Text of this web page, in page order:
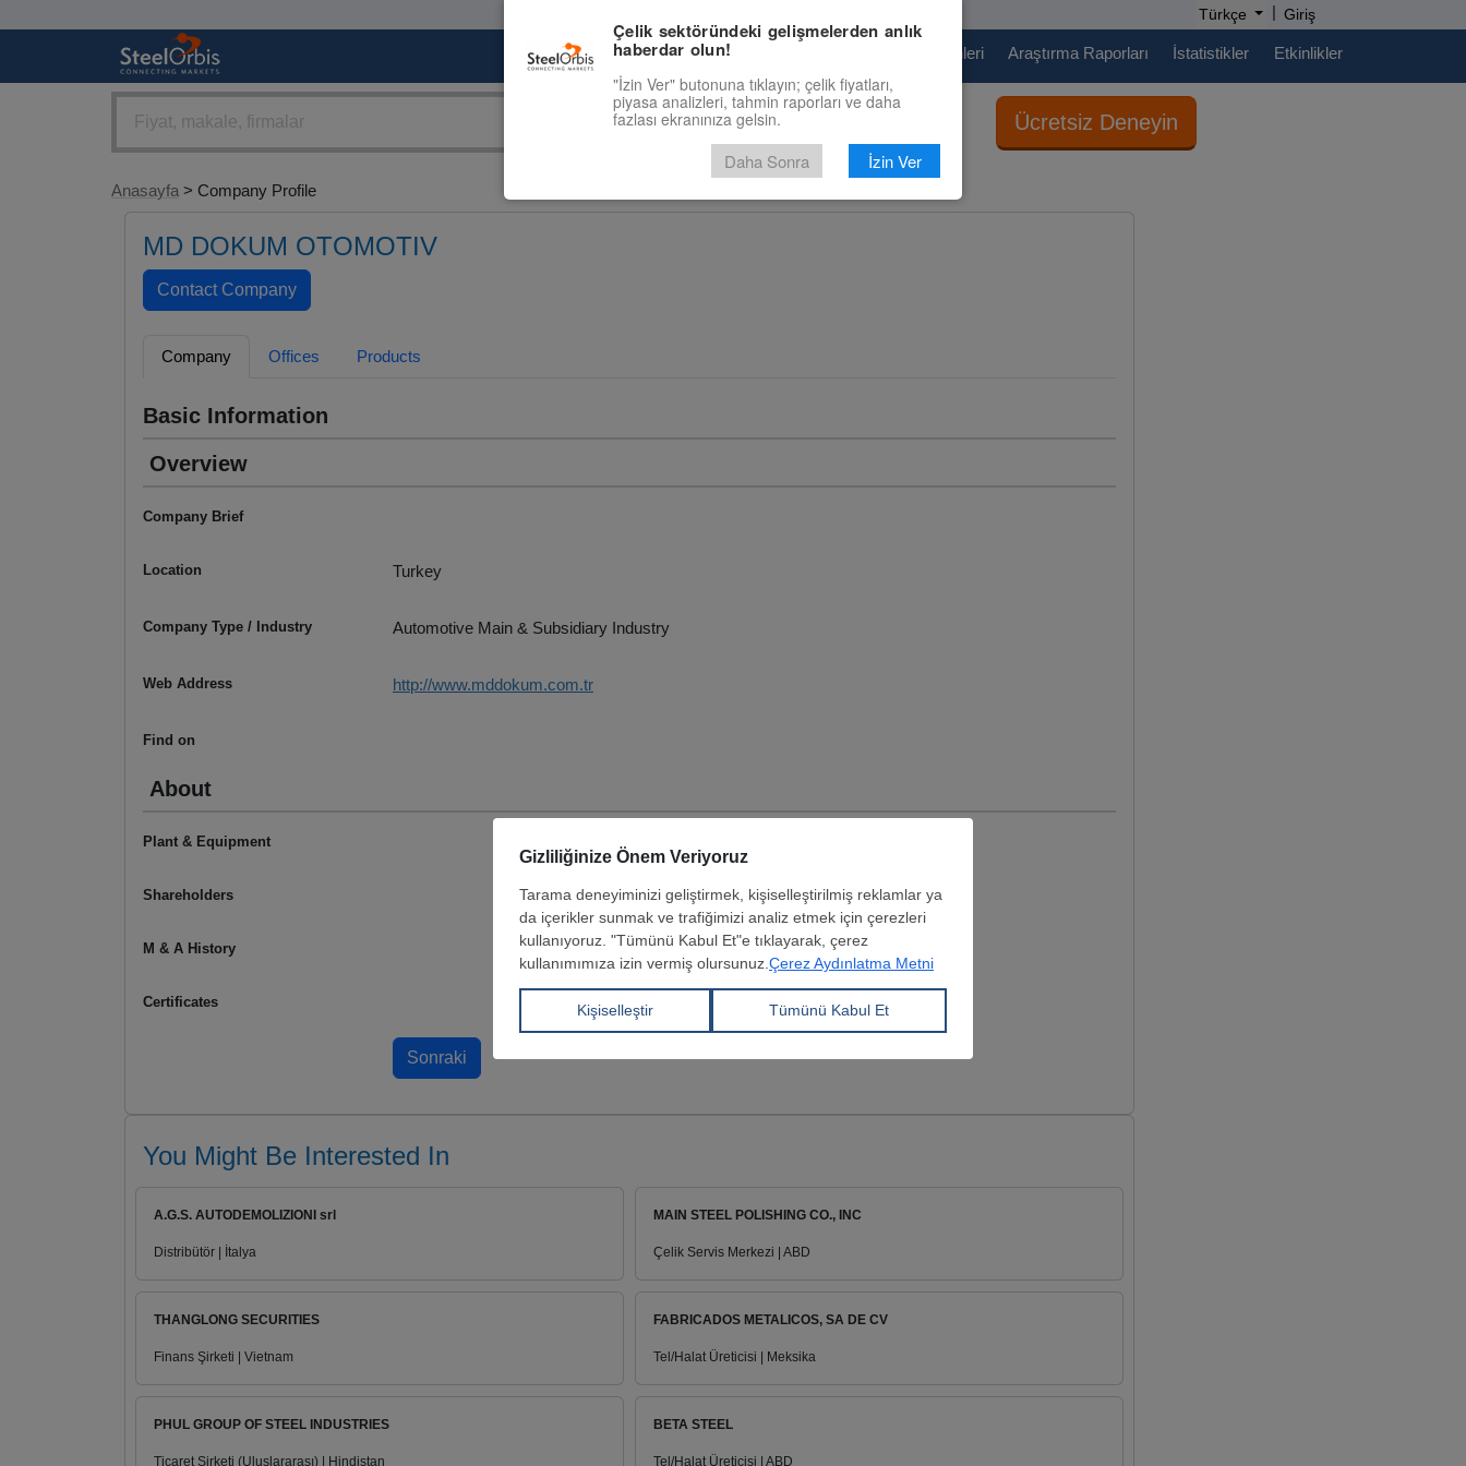
Türkçe | Giriş
Pazaryeri Fiyat Tahminleri Araştırma Raporları İstatistikler Etkinlikler
Ücretsiz Deneyin
Anasayfa > Company Profile
MD DOKUM OTOMOTIV
Company Offices Products
Basic Information
Overview
Company Brief
Location Turkey
Company Type / Industry Automotive Main & Subsidiary Industry
Web Address http://www.mddokum.com.tr
Find on
About
Plant & Equipment
Shareholders
M & A History
Certificates
You Might Be Interested In
A.G.S. AUTODEMOLIZIONI srl
Distribütör | İtalya
MAIN STEEL POLISHING CO., INC
Çelik Servis Merkezi | ABD
THANGLONG SECURITIES
Finans Şirketi | Vietnam
FABRICADOS METALICOS, SA DE CV
Tel/Halat Üreticisi | Meksika
PHUL GROUP OF STEEL INDUSTRIES
Ticaret Şirketi (Uluslararası) | Hindistan
BETA STEEL
Tel/Halat Üreticisi | ABD
Çelik sektöründeki gelişmelerden anlık
haberdar olun!
"İzin Ver" butonuna tıklayın; çelik fiyatları,
piyasa analizleri, tahmin raporları ve daha
fazlası ekranınıza gelsin.
Daha Sonra İzin Ver